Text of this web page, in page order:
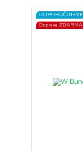
DOPORUČUJEME
Doprava ZDARMA